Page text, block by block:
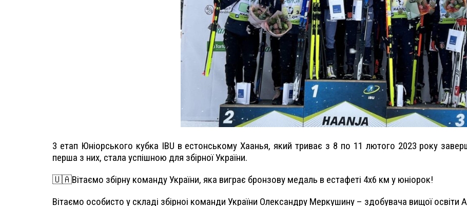
3 етап Юніорського кубка IBU в естонському Хаанья, який триває з 8 по 11 лютого 2023 року
перша з них, стала успішною для збірної України.
🇺🇦Вітаємо збірну команду України, яка виграє бронзову медаль в естафеті 4х6 км у юніорок!
Вітаємо особисто у складі збірноі команди України Олександру Меркушину – здобувача вищої освіти